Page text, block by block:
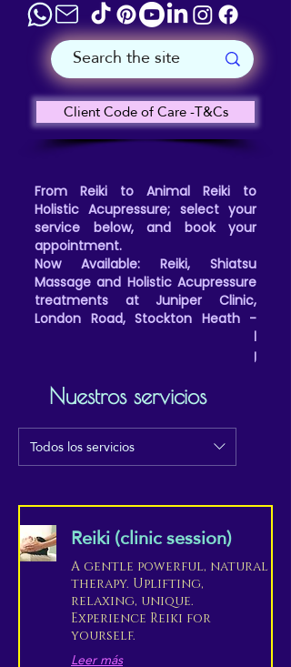
Client Code of Care -T&Cs
From Reiki to Animal Reiki to
Holistic Acupressure; select your
service below, and book your
appointment.
Now Available: Reiki, Shiatsu
Massage and Holistic Acupressure
treatments at Juniper Clinic,
London Road, Stockton Heath -
(Friday all day and evenings, and
Saturday afternoons/evening
Nuestros servicios
Todos los servicios
Reiki (clinic session)
A gentle powerful, natural
therapy. Uplifting,
relaxing, unique.
Experience Reiki for
yourself.
Leer más